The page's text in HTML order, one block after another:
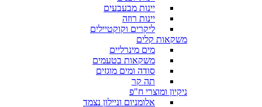
יינות מבעבעים
יינות רוזה
ליקרים וקוקטיילים
משקאות קלים
מים מינרליים
משקאות בטעמים
סודה ומים מוגזים
תה קר
ניקיון ומוצרי ח"פ
אלומניום וניילון נצמד